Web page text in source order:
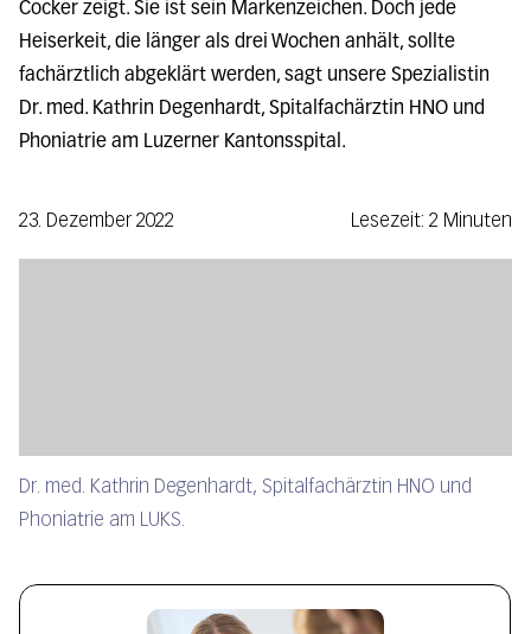
Cocker zeigt. Sie ist sein Markenzeichen. Doch jede
Heiserkeit, die länger als drei Wochen anhält, sollte
fachärztlich abgeklärt werden, sagt unsere Spezialistin
Dr. med. Kathrin Degenhardt, Spitalfachärztin HNO und
Phoniatrie am Luzerner Kantonsspital.
23. Dezember 2022 Lesezeit: 2 Minuten
Dr. med. Kathrin Degenhardt, Spitalfachärztin HNO und
Phoniatrie am LUKS.